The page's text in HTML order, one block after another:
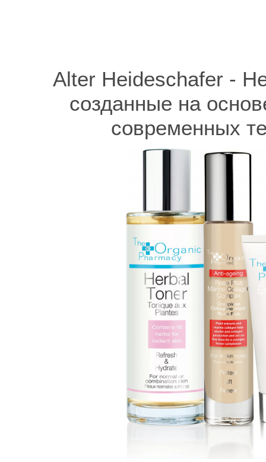
Alter Heideschafer -
созданные на
современных